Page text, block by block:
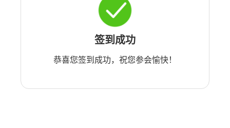
签到成功
恭喜您签到成功，祝您参会愉快！